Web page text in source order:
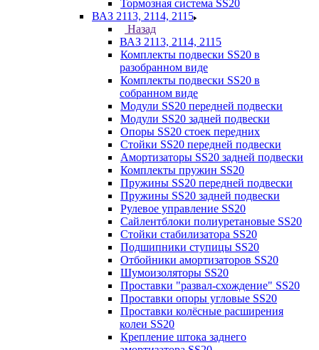
Тормозная система SS20
ВАЗ 2113, 2114, 2115
Назад
ВАЗ 2113, 2114, 2115
Комплекты подвески SS20 в
разобранном виде
Комплекты подвески SS20 в
собранном виде
Модули SS20 передней подвески
Модули SS20 задней подвески
Опоры SS20 стоек передних
Стойки SS20 передней подвески
Амортизаторы SS20 задней подвески
Комплекты пружин SS20
Пружины SS20 передней подвески
Пружины SS20 задней подвески
Рулевое управление SS20
Сайлентблоки полиуретановые SS20
Стойки стабилизатора SS20
Подшипники ступицы SS20
Отбойники амортизаторов SS20
Шумоизоляторы SS20
Проставки "развал-схождение" SS20
Проставки опоры угловые SS20
Проставки колёсные расширения
колеи SS20
Крепление штока заднего